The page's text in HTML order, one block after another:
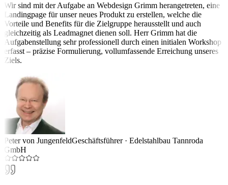
Wir sind mit der Aufgabe an Webdesign Grimm herangetreten, eine
Landingpage für unser neues Produkt zu erstellen, welche die
Vorteile und Benefits für die Zielgruppe herausstellt und auch
gleichzeitig als Leadmagnet dienen soll. Herr Grimm hat die
Aufgabenstellung sehr professionell durch einen initialen Workshop
erfasst – präzise Formulierung, vollumfassende Erreichung unseres
Ziels.
Peter von JungenfeldGeschäftsführer· Edelstahlbau Tannroda
GmbH